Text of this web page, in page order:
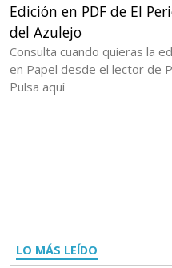
Edición en PDF de El
del Azulejo
Consulta cuando quieras la
en Papel desde el lector de
Pulsa aquí
LO MÁS LEÍDO